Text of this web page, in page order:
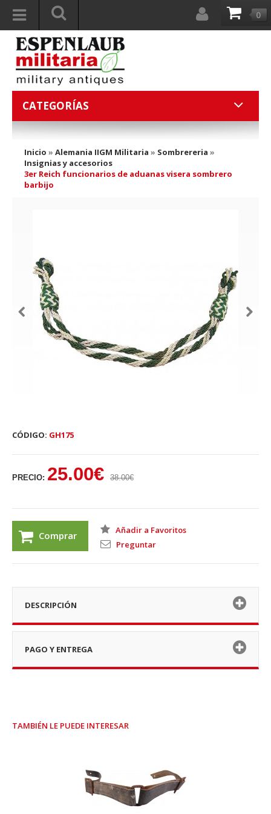
0
CATEGORÍAS
Inicio » Alemania IIGM Militaria » Sombrereria »
Insignias y accesorios
3er Reich funcionarios de aduanas visera sombrero
barbijo
CÓDIGO: GH175
PRECIO: 25.00€ 38.00€
Comprar
Añadir a Favoritos
Preguntar
DESCRIPCIÓN
PAGO Y ENTREGA
TAMBIÉN LE PUEDE INTERESAR